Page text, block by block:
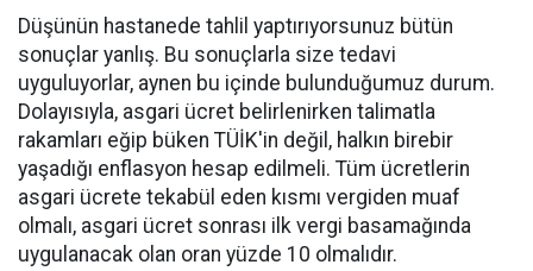
Düşünün hastanede tahlil yaptırıyorsunuz bütün
sonuçlar yanlış. Bu sonuçlarla size tedavi
uyguluyorlar, aynen bu içinde bulunduğumuz durum.
Dolayısıyla, asgari ücret belirlenirken talimatla
rakamları eğip büken TÜİK'in değil, halkın birebir
yaşadığı enflasyon hesap edilmeli. Tüm ücretlerin
asgari ücrete tekabül eden kısmı vergiden muaf
olmalı, asgari ücret sonrası ilk vergi basamağında
uygulanacak olan oran yüzde 10 olmalıdır.